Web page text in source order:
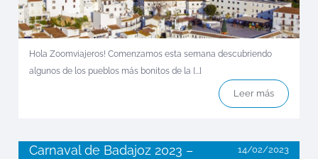
Hola Zoomviajeros! Comenzamos esta semana descubriendo
algunos de los pueblos más bonitos de la [...]
Leer más
Carnaval de Badajoz 2023 –
14/02/2023